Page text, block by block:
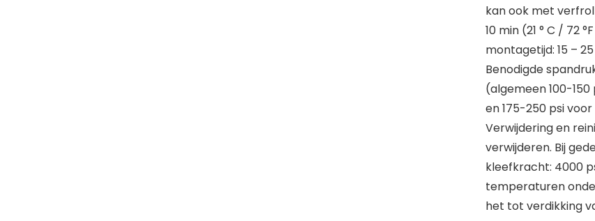
kan ook met
10 min (21 ° C / 72
montagetijd: 15 –
Benodigde
(algemeen 100-
en 175-250 psi voor
Verwijdering en
verwijderen. Bij
kleefkracht: 4000
temperaturen
het tot verdikking